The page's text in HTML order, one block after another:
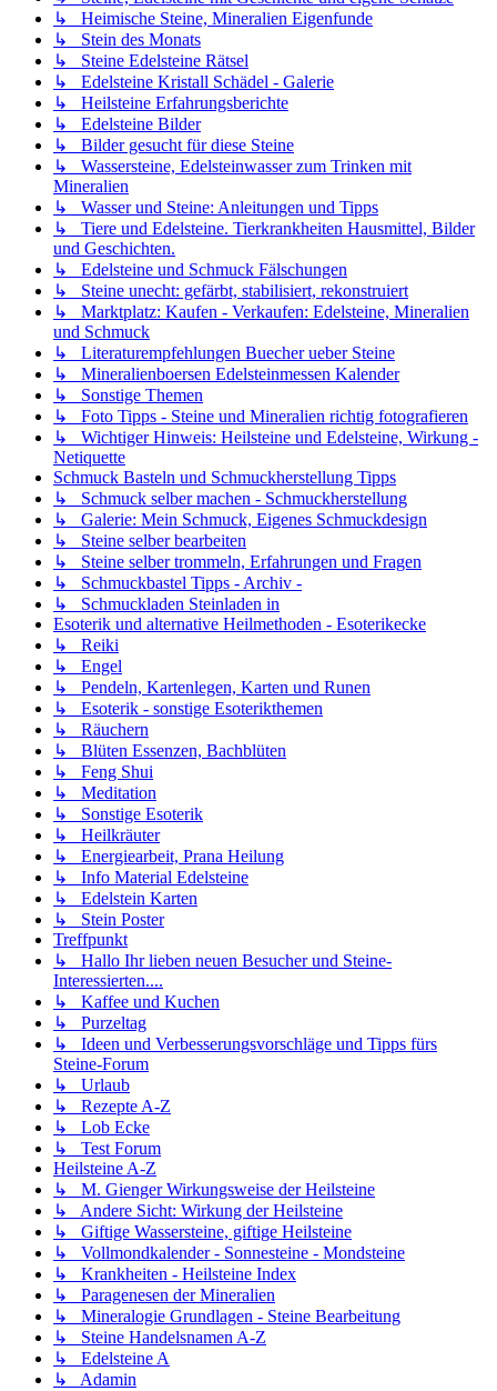
↳ Heimische Steine, Mineralien Eigenfunde
↳ Stein des Monats
↳ Steine Edelsteine Rätsel
↳ Edelsteine Kristall Schädel - Galerie
↳ Heilsteine Erfahrungsberichte
↳ Edelsteine Bilder
↳ Bilder gesucht für diese Steine
↳ Wassersteine, Edelsteinwasser zum Trinken mit
Mineralien
↳ Wasser und Steine: Anleitungen und Tipps
↳ Tiere und Edelsteine. Tierkrankheiten Hausmittel, Bilder
und Geschichten.
↳ Edelsteine und Schmuck Fälschungen
↳ Steine unecht: gefärbt, stabilisiert, rekonstruiert
↳ Marktplatz: Kaufen - Verkaufen: Edelsteine, Mineralien
und Schmuck
↳ Literaturempfehlungen Buecher ueber Steine
↳ Mineralienboersen Edelsteinmessen Kalender
↳ Sonstige Themen
↳ Foto Tipps - Steine und Mineralien richtig fotografieren
↳ Wichtiger Hinweis: Heilsteine und Edelsteine, Wirkung -
Netiquette
Schmuck Basteln und Schmuckherstellung Tipps
↳ Schmuck selber machen - Schmuckherstellung
↳ Galerie: Mein Schmuck, Eigenes Schmuckdesign
↳ Steine selber bearbeiten
↳ Steine selber trommeln, Erfahrungen und Fragen
↳ Schmuckbastel Tipps - Archiv -
↳ Schmuckladen Steinladen in
Esoterik und alternative Heilmethoden - Esoterikecke
↳ Reiki
↳ Engel
↳ Pendeln, Kartenlegen, Karten und Runen
↳ Esoterik - sonstige Esoterikthemen
↳ Räuchern
↳ Blüten Essenzen, Bachblüten
↳ Feng Shui
↳ Meditation
↳ Sonstige Esoterik
↳ Heilkräuter
↳ Energiearbeit, Prana Heilung
↳ Info Material Edelsteine
↳ Edelstein Karten
↳ Stein Poster
Treffpunkt
↳ Hallo Ihr lieben neuen Besucher und Steine-
Interessierten....
↳ Kaffee und Kuchen
↳ Purzeltag
↳ Ideen und Verbesserungsvorschläge und Tipps fürs
Steine-Forum
↳ Urlaub
↳ Rezepte A-Z
↳ Lob Ecke
↳ Test Forum
Heilsteine A-Z
↳ M. Gienger Wirkungsweise der Heilsteine
↳ Andere Sicht: Wirkung der Heilsteine
↳ Giftige Wassersteine, giftige Heilsteine
↳ Vollmondkalender - Sonnesteine - Mondsteine
↳ Krankheiten - Heilsteine Index
↳ Paragenesen der Mineralien
↳ Mineralogie Grundlagen - Steine Bearbeitung
↳ Steine Handelsnamen A-Z
↳ Edelsteine A
↳ Adamin